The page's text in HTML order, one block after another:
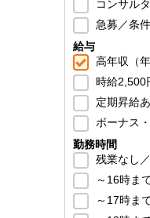
コンサル
急募／条
給与
高年収（
時給2,500
定期昇給
ボーナス
勤務時間
残業なし
～16時ま
～17時ま